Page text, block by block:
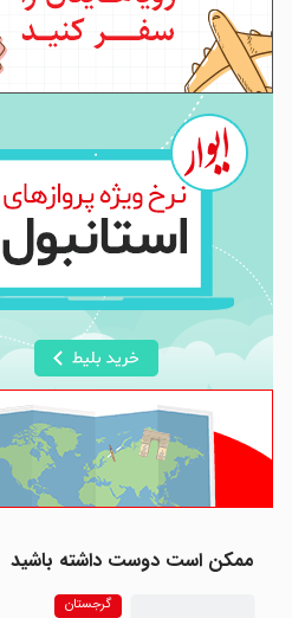
ممکن است دوست داشته باشید
گرجستان